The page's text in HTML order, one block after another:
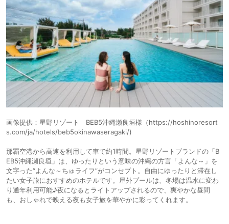
画像提供：星野リゾート BEB5沖縄瀬良垣様（https://hoshinoresort
s.com/ja/hotels/beb5okinawaseragaki/)
那覇空港から高速を利用して車で約1時間。星野リゾートブランドの「B
EB5沖縄瀬良垣」は、ゆったりという意味の沖縄の方言「よんな～」を
文字った“よんな～ちゅライフ”がコンセプト。自由にゆったりと滞在し
たい女子旅におすすめのホテルです。屋外プールは、冬場は温水に変わ
り通年利用可能♪夜になるとライトアップされるので、爽やかな昼間
も、おしゃれで映える夜も女子旅を華やかに彩ってくれます。